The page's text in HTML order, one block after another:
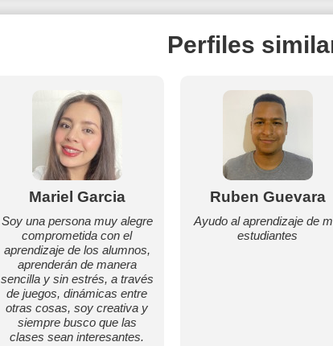
Perfiles
Mariel Garcia
Soy una persona muy alegre
comprometida con el
aprendizaje de los alumnos,
aprenderán de manera
sencilla y sin estrés, a través
de juegos, dinámicas entre
otras cosas, soy creativa y
siempre busco que las
clases sean interesantes.
Ruben Guevara
Ayudo al aprendizaje de
estudiantes